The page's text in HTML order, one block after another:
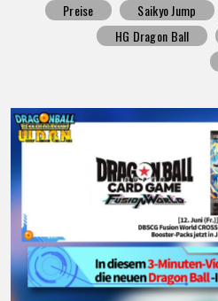
Preise
Saikyo Jump
HG Dragon Ball